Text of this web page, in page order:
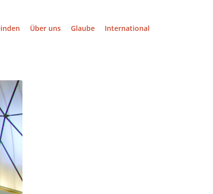
Über uns Glaube International